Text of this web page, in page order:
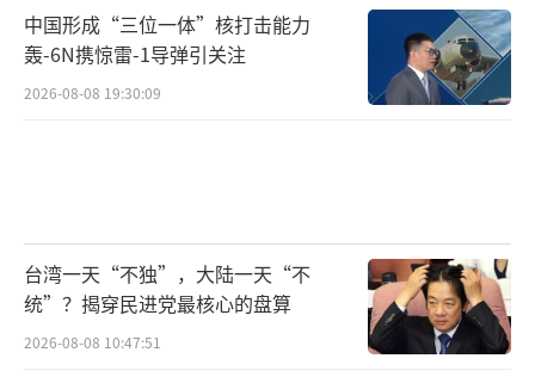
中国形成“三位一体”核打击能力
轰-6N携惊雷-1导弹引关注
2026-08-08 19:30:09
台湾一天“不独”，大陆一天“不
统”？揭穿民进党最核心的盘算
2026-08-08 10:47:51